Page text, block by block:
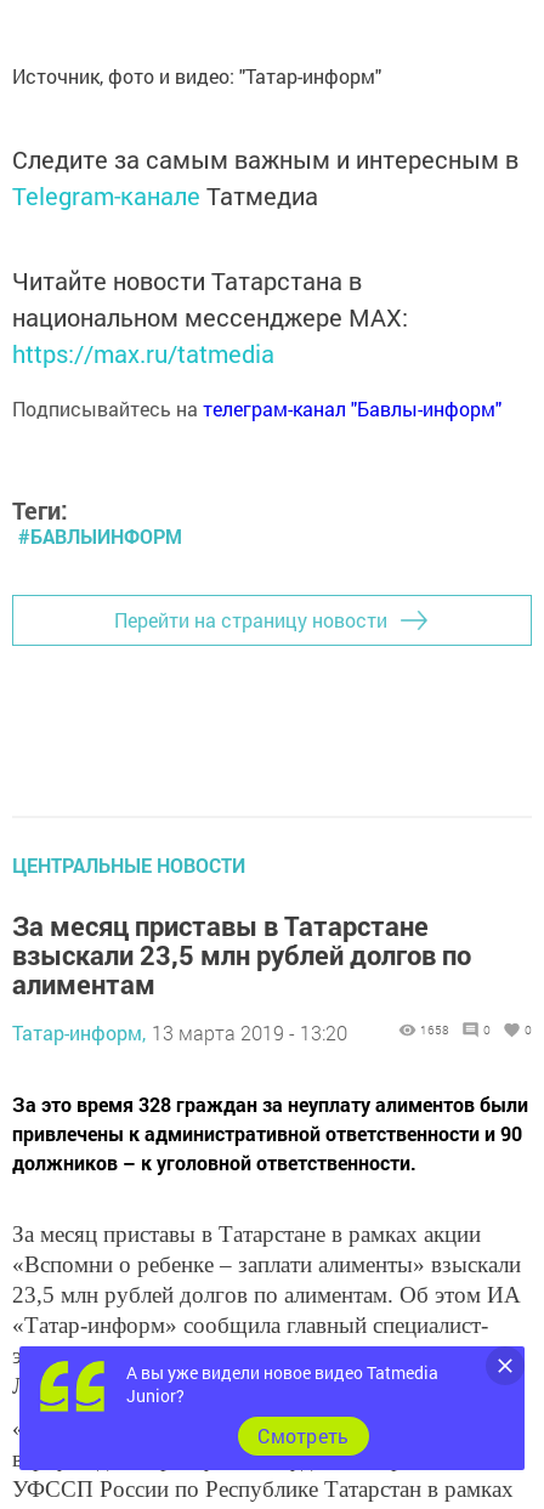
Источник, фото и видео: "Татар-информ"
Следите за самым важным и интересным в
Telegram-канале Татмедиа
Читайте новости Татарстана в
национальном мессенджере MАХ:
https://max.ru/tatmedia
Подписывайтесь на телеграм-канал "Бавлы-информ"
Теги:
#БАВЛЫИНФОРМ
Перейти на страницу новости
ЦЕНТРАЛЬНЫЕ НОВОСТИ
За месяц приставы в Татарстане
взыскали 23,5 млн рублей долгов по
алиментам
Татар-информ, 13 марта 2019 - 13:20 1658 0 0
За это время 328 граждан за неуплату алиментов были
привлечены к административной ответственности и 90
должников – к уголовной ответственности.
За месяц приставы в Татарстане в рамках акции
«Вспомни о ребенке – заплати алименты» взыскали
23,5 млн рублей долгов по алиментам. Об этом ИА
«Татар-информ» сообщила главный специалист-
эксперт по взаимодействию со СМИ УФССП по РТ
Лилия Халимова.
«23,5 млн рублей задолженностей по алиментам
вернули детям республики судебные приставы
УФССП России по Республике Татарстан в рамках
А вы уже видели новое видео Tatmedia
Junior?
Cмотреть